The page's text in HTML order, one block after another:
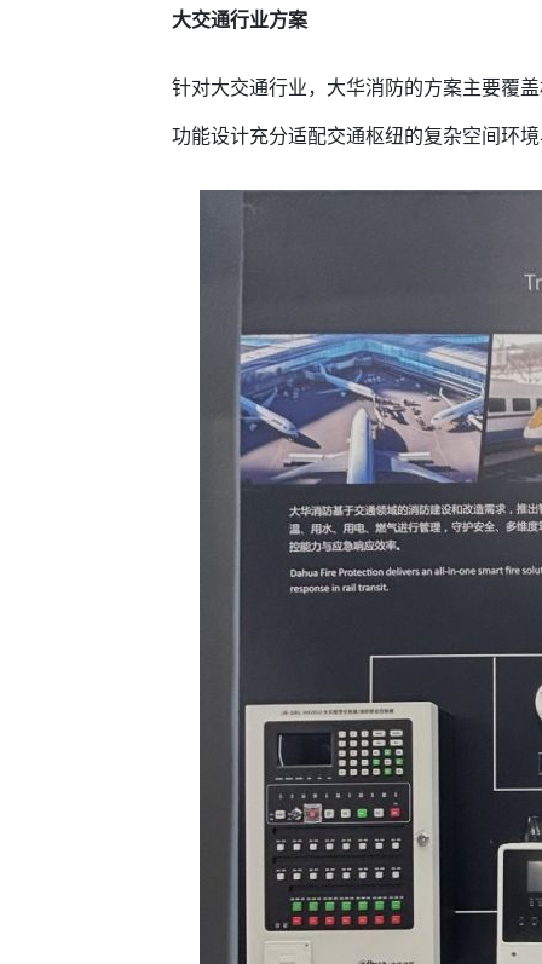
大交通行业方案
针对大交通行业，大华消防的方案主要覆
功能设计充分适配交通枢纽的复杂空间环